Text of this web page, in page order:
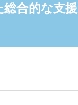
合的な支